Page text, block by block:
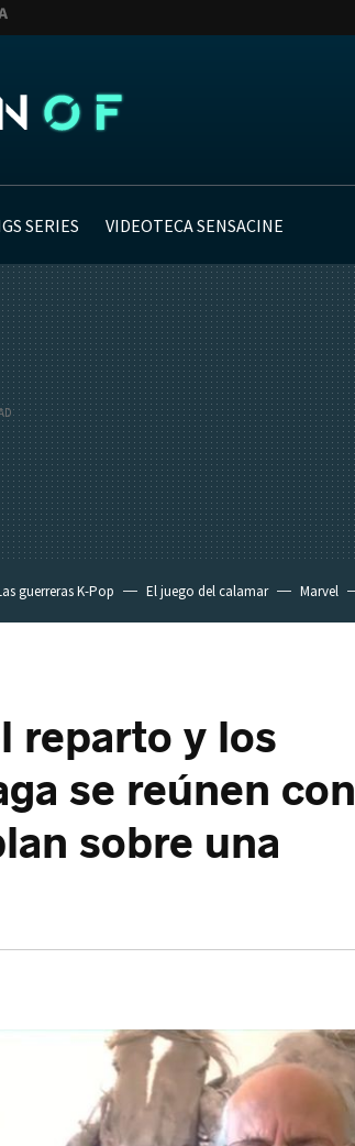
SERIES VIDEOTECA SENSACINE
guerreras K-Pop El juego del calamar Marvel
reparto y los
se reúnen con
sobre una